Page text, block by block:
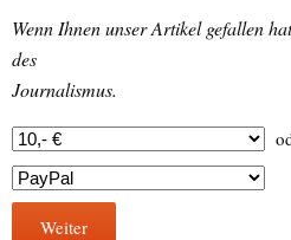
Wenn Ihnen unser Artikel gefallen
des
Journalismus.
Weiter